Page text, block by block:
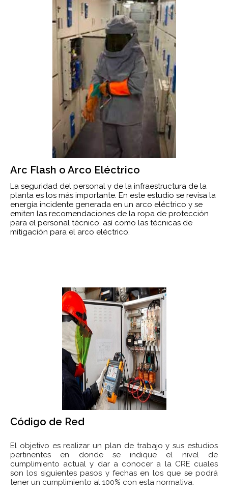
Arc Flash o Arco Eléctrico
La seguridad del personal y de la infraestructura de la
planta es los más importante. En este estudio se revisa la
energía incidente generada en un arco eléctrico y se
emiten las recomendaciones de la ropa de protección
para el personal técnico, así como las técnicas de
mitigación para el arco eléctrico.
Código de Red
El objetivo es realizar un plan de trabajo y sus estudios
pertinentes en donde se indique el nivel de
cumplimiento actual y dar a conocer a la CRE cuales
son los siguientes pasos y fechas en los que se podrá
tener un cumplimiento al 100% con esta normativa.